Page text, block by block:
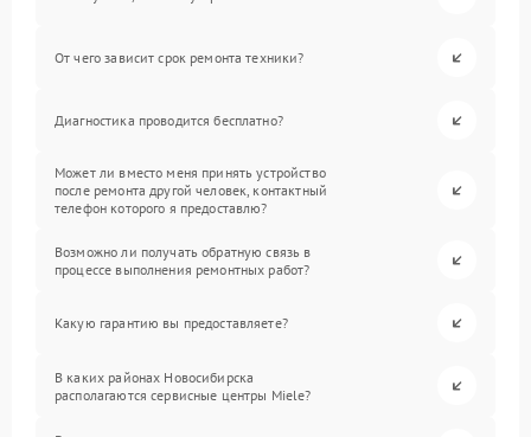
От чего зависит срок ремонта техники?
Диагностика проводится бесплатно?
Может ли вместо меня принять устройство
после ремонта другой человек, контактный
телефон которого я предоставлю?
Возможно ли получать обратную связь в
процессе выполнения ремонтных работ?
Какую гарантию вы предоставляете?
В каких районах Новосибирска
располагаются сервисные центры Miele?